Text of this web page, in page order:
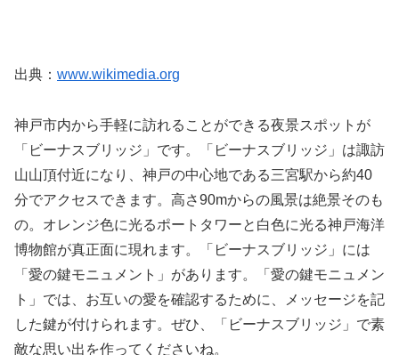
出典： www.wikimedia.org
神戸市内から手軽に訪れることができる夜景スポットが
「ビーナスブリッジ」です。「ビーナスブリッジ」は諏訪
山山頂付近になり、神戸の中心地である三宮駅から約40
分でアクセスできます。高さ90mからの風景は絶景そのも
の。オレンジ色に光るポートタワーと白色に光る神戸海洋
博物館が真正面に現れます。「ビーナスブリッジ」には
「愛の鍵モニュメント」があります。「愛の鍵モニュメン
ト」では、お互いの愛を確認するために、メッセージを記
した鍵が付けられます。ぜひ、「ビーナスブリッジ」で素
敵な思い出を作ってくださいね。